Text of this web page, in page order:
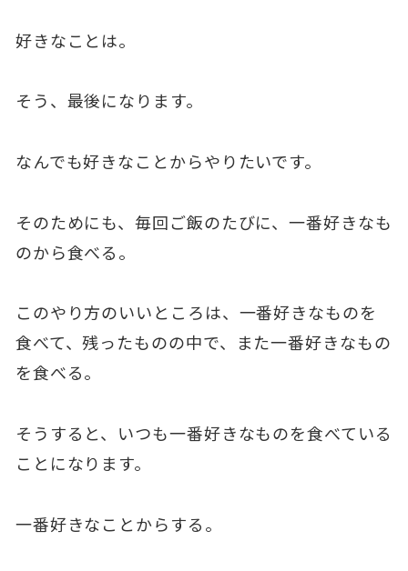
好きなことは。
そう、最後になります。
なんでも好きなことからやりたいです。
そのためにも、毎回ご飯のたびに、一番好きなも
のから食べる。
このやり方のいいところは、一番好きなものを
食べて、残ったものの中で、また一番好きなもの
を食べる。
そうすると、いつも一番好きなものを食べている
ことになります。
一番好きなことからする。